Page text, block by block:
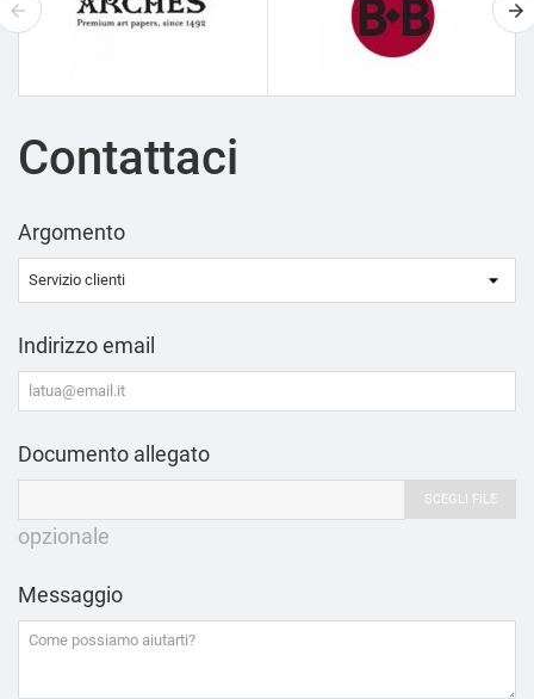
Contattaci
Argomento
Indirizzo email
Documento allegato
SCEGLI FILE
opzionale
Messaggio